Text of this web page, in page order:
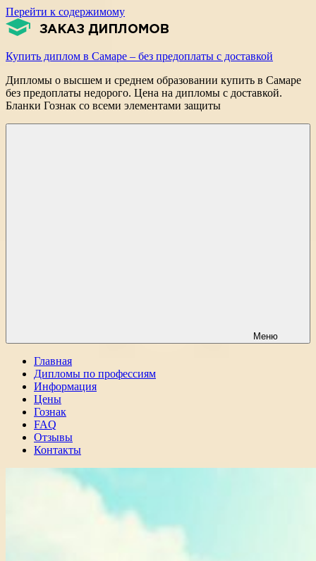
Перейти к содержимому
Купить диплом в Самаре – без предоплаты с доставкой
Дипломы о высшем и среднем образовании купить в Самаре
без предоплаты недорого. Цена на дипломы с доставкой.
Бланки Гознак со всеми элементами защиты
Меню
Главная
Дипломы по профессиям
Информация
Цены
Гознак
FAQ
Отзывы
Контакты